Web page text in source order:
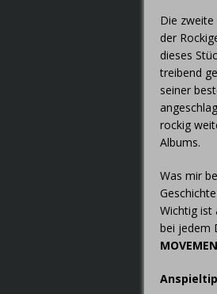
Die
der
dieses
treibend
seiner
rockig
Albums.
Was mir
Wichtig ist
bei jedem